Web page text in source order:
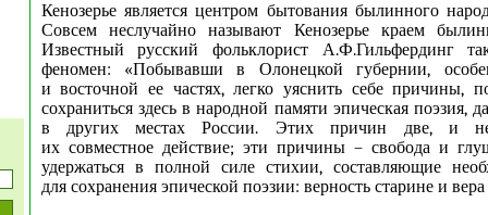
Кенозерье является центром бытования былинного
Совсем неслучайно называют Кенозерье краем
Известный русский фольклорист А.Ф.Гильфердинг
феномен: «Побывавши в Олонецкой губернии,
и восточной ее частях, легко уяснить себе причины,
сохраниться здесь в народной памяти эпическая поэзия,
в других местах России. Этих причин две, и
их совместное действие; эти причины – свобода и
удержаться в полной силе стихии, составляющие
для сохранения эпической поэзии: верность старине и